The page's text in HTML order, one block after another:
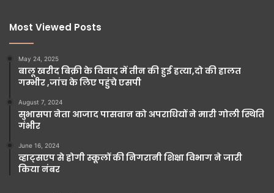
Most Viewed Posts
May 24, 2025
बालू खरीद बिक्री के विवाद में तीन की हुई हत्या,दो की हालत
गम्भीर ,जांच के लिए पहुंचे एसपी
August 7, 2024
सुभासपा नेता आजाद पासवान को अपराधियों ने मारी गोली स्थिति
गंभीर
June 16, 2024
व्हाट्सएप से होगी स्कूलों की निगरानी शिक्षा विभाग ने जारी
किया नंबर